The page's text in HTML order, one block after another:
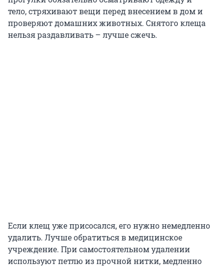
тело, стряхивают вещи перед внесением в дом и
проверяют домашних животных. Снятого клеща
нельзя раздавливать – лучше сжечь.
Если клещ уже присосался, его нужно немедленно
удалить. Лучше обратиться в медицинское
учреждение. При самостоятельном удалении
используют петлю из прочной нитки, медленно